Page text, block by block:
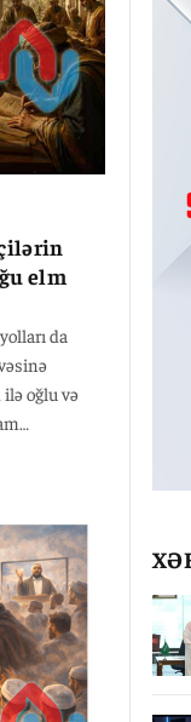
elm
da
oğlu və
Hişam
ən qədim
Misirin və
əsəri gəlir.